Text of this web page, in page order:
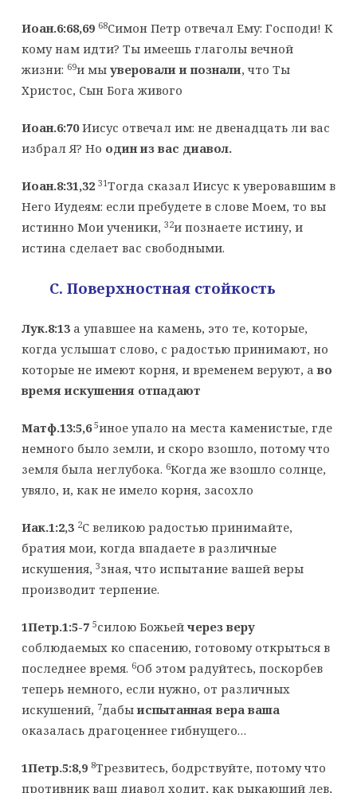
Иоан.6:68,69 68Симон Петр отвечал Ему: Господи! К
кому нам идти? Ты имеешь глаголы вечной
жизни: 69и мы уверовали и познали, что Ты
Христос, Сын Бога живого
Иоан.6:70Иисус отвечал им: не двенадцать ли вас
избрал Я? Но один из вас диавол.
Иоан.8:31,32 31Тогда сказал Иисус к уверовавшим в
Него Иудеям: если пребудете в слове Моем, то вы
истинно Мои ученики, 32и познаете истину, и
истина сделает вас свободными.
C. Поверхностная стойкость
Лук.8:13а упавшее на камень, это те, которые,
когда услышат слово, с радостью принимают, но
которые не имеют корня, и временем веруют, аво
время искушения отпадают
Матф.13:5,65иное упало на места каменистые, где
немного было земли, и скоро взошло, потому что
земля была неглубока. 6Когда же взошло солнце,
увяло, и, как не имело корня, засохло
Иак.1:2,3 2С великою радостью принимайте,
братия мои, когда впадаете в различные
искушения, 3зная, что испытание вашей веры
производит терпение.
1Петр.1:5-7 5силою Божьей через веру
соблюдаемых ко спасению, готовому открыться в
последнее время. 6Об этом радуйтесь, поскорбев
теперь немного, если нужно, от различных
искушений, 7дабыиспытанная вера ваша
оказалась драгоценнее гибнущего…
1Петр.5:8,9 8Трезвитесь, бодрствуйте, потому что
противник ваш диавол ходит, как рыкающий лев,